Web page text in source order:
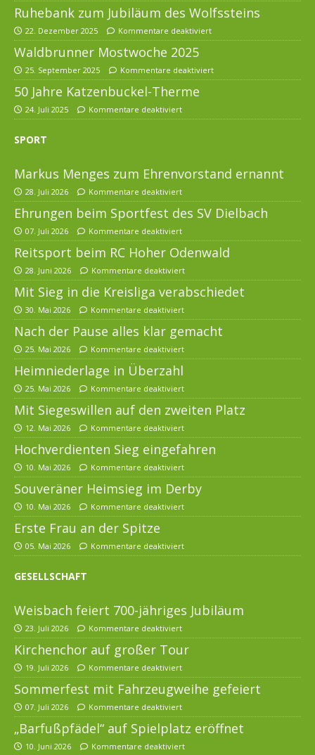
Ruhebank zum Jubiläum des Wolfssteins
22. Dezember 2025 Kommentare deaktiviert
Waldbrunner Mostwoche 2025
25. September 2025 Kommentare deaktiviert
50 Jahre Katzenbuckel-Therme
24. Juli 2025 Kommentare deaktiviert
SPORT
Markus Menges zum Ehrenvorstand ernannt
28. Juli 2026 Kommentare deaktiviert
Ehrungen beim Sportfest des SV Dielbach
07. Juli 2026 Kommentare deaktiviert
Reitsport beim RC Hoher Odenwald
28. Juni 2026 Kommentare deaktiviert
Mit Sieg in die Kreisliga verabschiedet
30. Mai 2026 Kommentare deaktiviert
Nach der Pause alles klar gemacht
25. Mai 2026 Kommentare deaktiviert
Heimniederlage in Überzahl
25. Mai 2026 Kommentare deaktiviert
Mit Siegeswillen auf den zweiten Platz
12. Mai 2026 Kommentare deaktiviert
Hochverdienten Sieg eingefahren
10. Mai 2026 Kommentare deaktiviert
Souveräner Heimsieg im Derby
10. Mai 2026 Kommentare deaktiviert
Erste Frau an der Spitze
05. Mai 2026 Kommentare deaktiviert
GESELLSCHAFT
Weisbach feiert 700-jähriges Jubiläum
23. Juli 2026 Kommentare deaktiviert
Kirchenchor auf großer Tour
19. Juli 2026 Kommentare deaktiviert
Sommerfest mit Fahrzeugweihe gefeiert
07. Juli 2026 Kommentare deaktiviert
„Barfußpfädel“ auf Spielplatz eröffnet
10. Juni 2026 Kommentare deaktiviert